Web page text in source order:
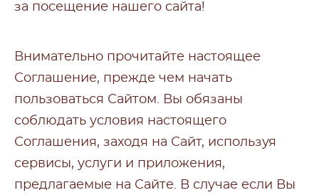
за посещение нашего сайта!
Внимательно прочитайте настоящее
Соглашение, прежде чем начать
пользоваться Сайтом. Вы обязаны
соблюдать условия настоящего
Соглашения, заходя на Сайт, используя
сервисы, услуги и приложения,
предлагаемые на Сайте. В случае если Вы